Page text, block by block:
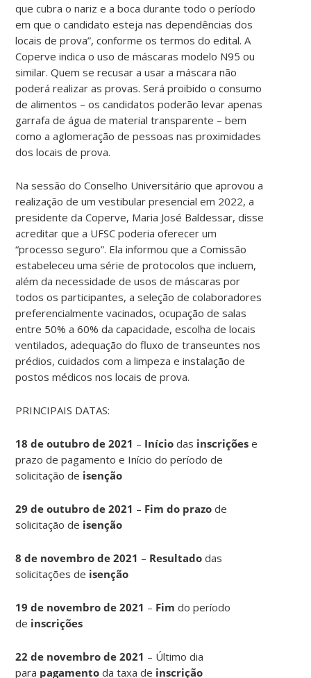
que cubra o nariz e a boca durante todo o período
em que o candidato esteja nas dependências dos
locais de prova”, conforme os termos do edital. A
Coperve indica o uso de máscaras modelo N95 ou
similar. Quem se recusar a usar a máscara não
poderá realizar as provas. Será proibido o consumo
de alimentos – os candidatos poderão levar apenas
garrafa de água de material transparente – bem
como a aglomeração de pessoas nas proximidades
dos locais de prova.
Na sessão do Conselho Universitário que aprovou a
realização de um vestibular presencial em 2022, a
presidente da Coperve, Maria José Baldessar, disse
acreditar que a UFSC poderia oferecer um
“processo seguro”. Ela informou que a Comissão
estabeleceu uma série de protocolos que incluem,
além da necessidade de usos de máscaras por
todos os participantes, a seleção de colaboradores
preferencialmente vacinados, ocupação de salas
entre 50% a 60% da capacidade, escolha de locais
ventilados, adequação do fluxo de transeuntes nos
prédios, cuidados com a limpeza e instalação de
postos médicos nos locais de prova.
PRINCIPAIS DATAS:
18 de outubro de 2021 – Início das inscrições e
prazo de pagamento e Início do período de
solicitação de isenção
29 de outubro de 2021 – Fim do prazo de
solicitação de isenção
8 de novembro de 2021 – Resultado das
solicitações de isenção
19 de novembro de 2021 – Fim do período
de inscrições
22 de novembro de 2021 – Último dia
para pagamento da taxa de inscrição